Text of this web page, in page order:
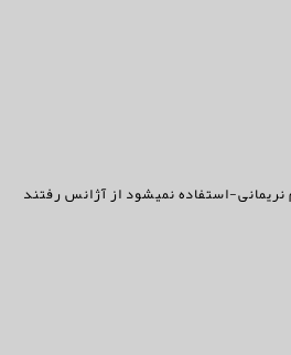
استفاده نمیشود از آژانس رفتند